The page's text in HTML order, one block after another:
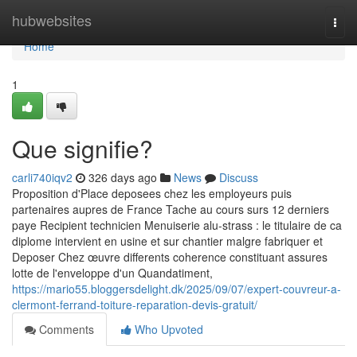
hubwebsites
Home
Home
1
Que signifie?
carli740iqv2 326 days ago News
Discuss
Proposition d'Place deposees chez les employeurs puis
partenaires aupres de France Tache au cours surs 12 derniers
paye Recipient technicien Menuiserie alu-strass : le titulaire de ca
diplome intervient en usine et sur chantier malgre fabriquer et
Deposer Chez œuvre differents coherence constituant assures
lotte de l'enveloppe d'un Quandatiment,
https://mario55.bloggersdelight.dk/2025/09/07/expert-couvreur-a-
clermont-ferrand-toiture-reparation-devis-gratuit/
Comments
Who Upvoted